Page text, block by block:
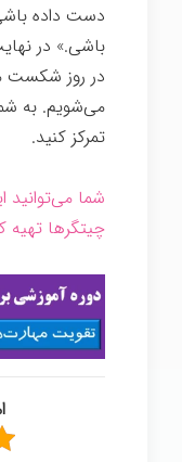
دست داده
باشی.» در
در روز شکست
می‌شویم. به
تمرکز کنید.
شما می‌توانید
چیتگرها تهیه